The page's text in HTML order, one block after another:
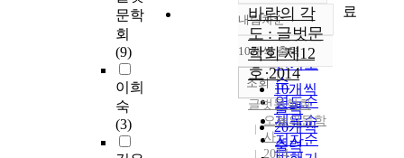
문학
회
(9)
이희
숙
(3)
정확도
순
인기도
순
연도순
제목순
저자순
내림차순
내림차순
10개씩 출력
10개씩
출력
20개씩
출력
조회
바람의 각
도 : 글벗문
학회 제12
호·2014
글벗문학회
오늘의문학
사
2014
료